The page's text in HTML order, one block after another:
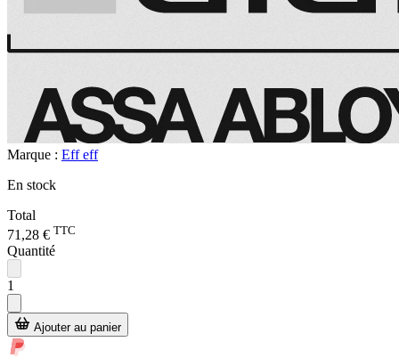
Marque : Eff eff
En stock
Total
71,28 € TTC
Quantité
1
Ajouter au panier